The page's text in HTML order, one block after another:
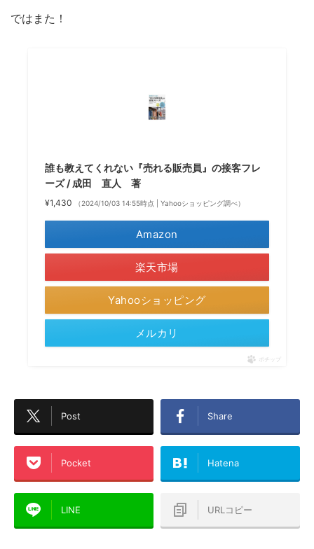
ではまた！
誰も教えてくれない『売れる販売員』の接客フレ
ーズ / 成田 直人 著
¥1,430 （2024/10/03 14:55時点 | Yahooショッピング調べ）
Amazon
楽天市場
Yahooショッピング
メルカリ
ポチップ
Post Share
Pocket Hatena
LINE URLコピー